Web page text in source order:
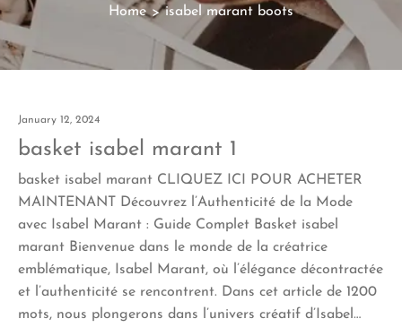
Home > isabel marant boots
January 12, 2024
basket isabel marant 1
basket isabel marant CLIQUEZ ICI POUR ACHETER
MAINTENANT Découvrez l’Authenticité de la Mode
avec Isabel Marant : Guide Complet Basket isabel
marant Bienvenue dans le monde de la créatrice
emblématique, Isabel Marant, où l’élégance décontractée
et l’authenticité se rencontrent. Dans cet article de 1200
mots, nous plongerons dans l’univers créatif d’Isabel…